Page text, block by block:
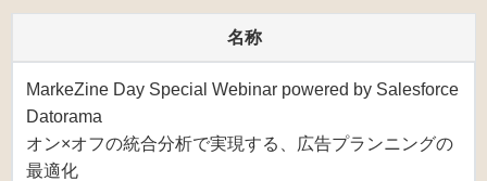
名称
MarkeZine Day Special Webinar powered by Salesforce
Datorama
オン×オフの統合分析で実現する、広告プランニングの
最適化